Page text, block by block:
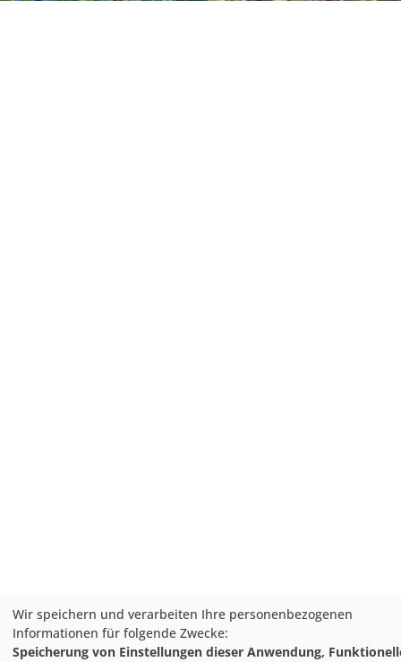
Wir speichern und verarbeiten Ihre personenbezogenen
Informationen für folgende Zwecke:
Speicherung von Einstellungen dieser Anwendung,